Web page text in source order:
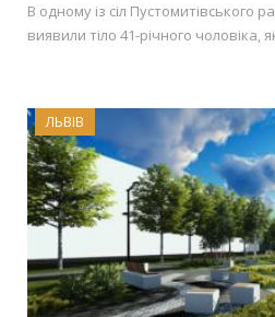
В одному із сіл Пустомитівського
виявили тіло 41-річного
ЛЬВІВ